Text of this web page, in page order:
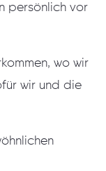
wo wir